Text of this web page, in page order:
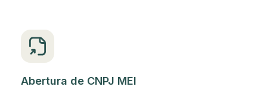
Abertura de CNPJ MEI